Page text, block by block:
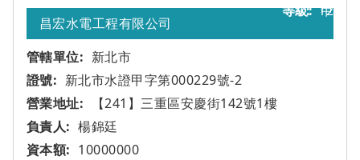
12
昌宏水電工程有限公司
新北市
新北市水證甲字第000229號-2
【241】三重區安慶街142號1樓
甲
楊錦廷
10000000